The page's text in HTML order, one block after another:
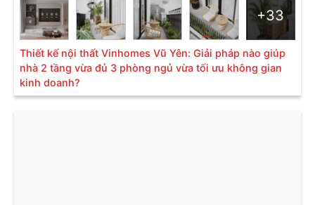
+33
Thiết kế nội thất Vinhomes Vũ Yên: Giải pháp nào giúp
nhà 2 tầng vừa đủ 3 phòng ngủ vừa tối ưu không gian
kinh doanh?